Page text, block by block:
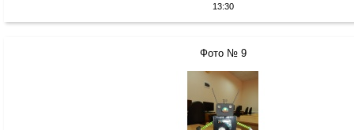
13:30
Фото № 9